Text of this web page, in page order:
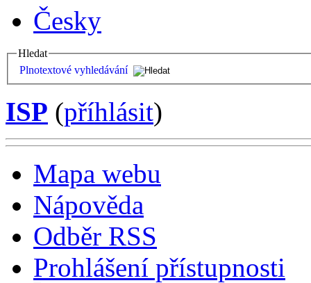
Česky
Hledat
Plnotextové vyhledávání
ISP (příhlásit)
Mapa webu
Nápověda
Odběr RSS
Prohlášení přístupnosti